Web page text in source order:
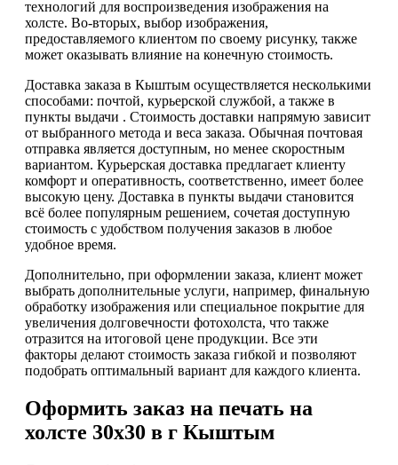
технологий для воспроизведения изображения на
холсте. Во-вторых, выбор изображения,
предоставляемого клиентом по своему рисунку, также
может оказывать влияние на конечную стоимость.
Доставка заказа в Кыштым осуществляется несколькими
способами: почтой, курьерской службой, а также в
пункты выдачи . Стоимость доставки напрямую зависит
от выбранного метода и веса заказа. Обычная почтовая
отправка является доступным, но менее скоростным
вариантом. Курьерская доставка предлагает клиенту
комфорт и оперативность, соответственно, имеет более
высокую цену. Доставка в пункты выдачи становится
всё более популярным решением, сочетая доступную
стоимость с удобством получения заказов в любое
удобное время.
Дополнительно, при оформлении заказа, клиент может
выбрать дополнительные услуги, например, финальную
обработку изображения или специальное покрытие для
увеличения долговечности фотохолста, что также
отразится на итоговой цене продукции. Все эти
факторы делают стоимость заказа гибкой и позволяют
подобрать оптимальный вариант для каждого клиента.
Оформить заказ на печать на
холсте 30х30 в г Кыштым